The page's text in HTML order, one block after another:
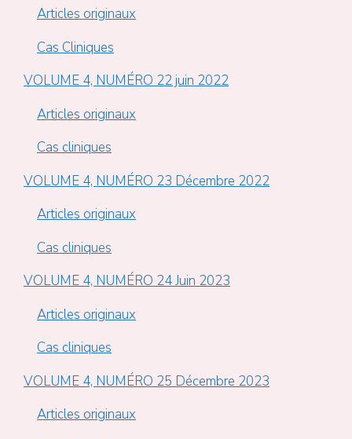
Articles originaux
Cas Cliniques
VOLUME 4, NUMÉRO 22 juin 2022
Articles originaux
Cas cliniques
VOLUME 4, NUMÉRO 23 Décembre 2022
Articles originaux
Cas cliniques
VOLUME 4, NUMÉRO 24 Juin 2023
Articles originaux
Cas cliniques
VOLUME 4, NUMÉRO 25 Décembre 2023
Articles originaux